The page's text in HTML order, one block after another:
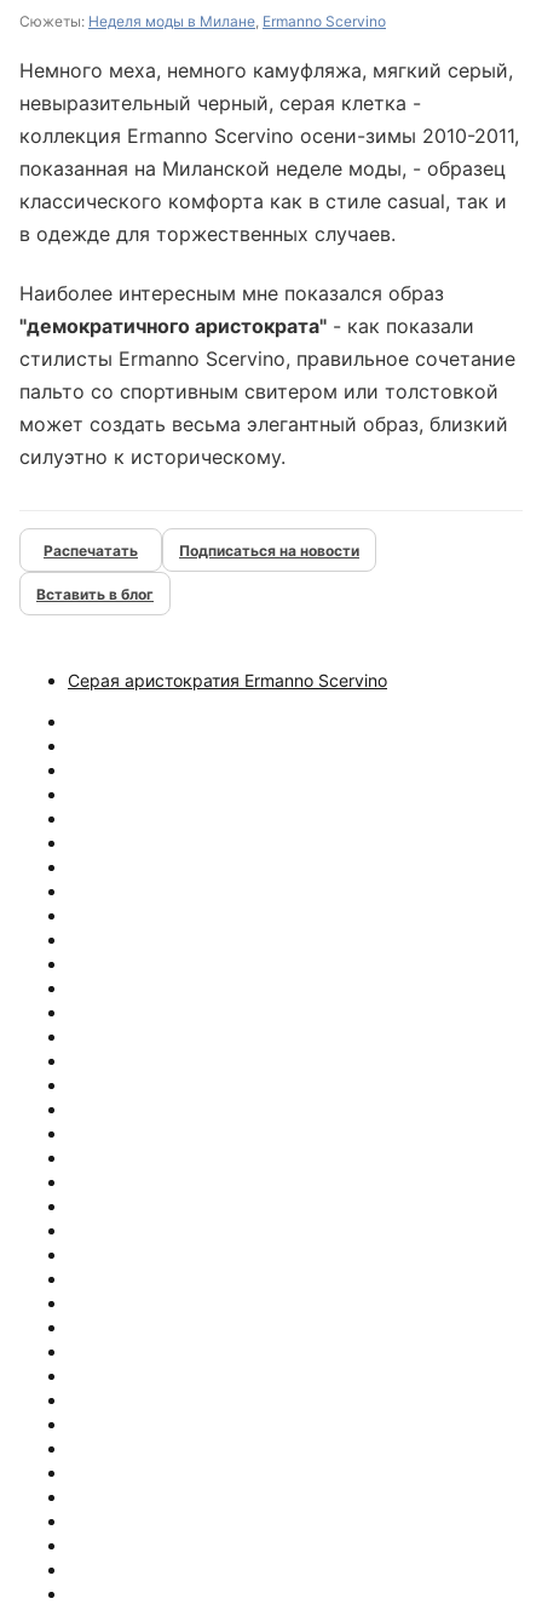
Сюжеты: Неделя моды в Милане, Ermanno Scervino
Немного меха, немного камуфляжа, мягкий серый,
невыразительный черный, серая клетка -
коллекция Ermanno Scervino осени-зимы 2010-2011,
показанная на Миланской неделе моды, - образец
классического комфорта как в стиле casual, так и
в одежде для торжественных случаев.
Наиболее интересным мне показался образ
"демократичного аристократа" - как показали
стилисты Ermanno Scervino, правильное сочетание
пальто со спортивным свитером или толстовкой
может создать весьма элегантный образ, близкий
силуэтно к историческому.
Подписаться на новости
Вставить в блог
Серая аристократия Ermanno Scervino